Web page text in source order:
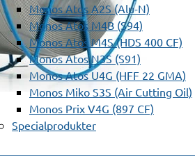
Monos Atos A2S (Alu-N)
Monos Atos M4B (S94)
Monos Atos M4S (HDS 400 CF)
Monos Atos N3S (S91)
Monos Atos U4G (HFF 22 GMA)
Monos Miko S3S (Air Cutting Oil)
Monos Prix V4G (897 CF)
Specialprodukter